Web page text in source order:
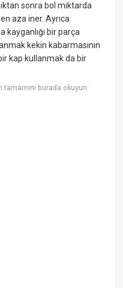
sonra bol miktarda
en aza iner. Ayrıca
kayganlığı bir parça
kekin kabarmasının
kap kullanmak da bir
tamamını burada okuyun: